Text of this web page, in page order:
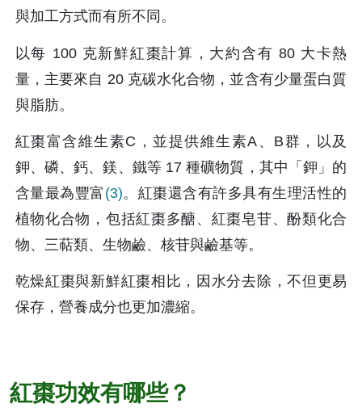
與加工方式而有所不同。
以每 100 克新鮮紅棗計算，大約含有 80 大卡熱
量，主要來自 20 克碳水化合物，並含有少量蛋白質
與脂肪。
紅棗富含維生素C，並提供維生素A、B群，以及
鉀、磷、鈣、鎂、鐵等 17 種礦物質，其中「鉀」的
含量最為豐富 (3)。紅棗還含有許多具有生理活性的
植物化合物，包括紅棗多醣、紅棗皂苷、酚類化合
物、三萜類、生物鹼、核苷與鹼基等。
乾燥紅棗與新鮮紅棗相比，因水分去除，不但更易
保存，營養成分也更加濃縮。
紅棗功效有哪些？